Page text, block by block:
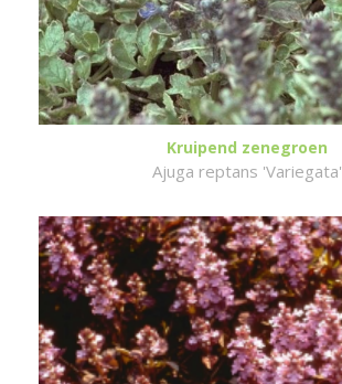
Kruipend zenegroen
Ajuga reptans 'Variegata'